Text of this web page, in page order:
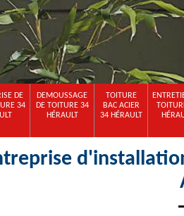
DE
34
DEMOUSSAGE
DE TOITURE 34
HÉRAULT
TOITURE
BAC ACIER
34 HÉRAULT